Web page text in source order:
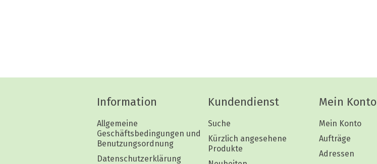
Information
Allgemeine
Geschäftsbedingungen und
Benutzungsordnung
Datenschutzerklärung
Kundendienst
Suche
Kürzlich angesehene
Produkte
Mein Konto
Mein Konto
Aufträge
Adressen